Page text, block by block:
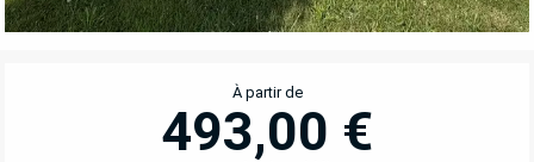
OUVERTURE ET COORDONNÉES
À partir de
493,00 €